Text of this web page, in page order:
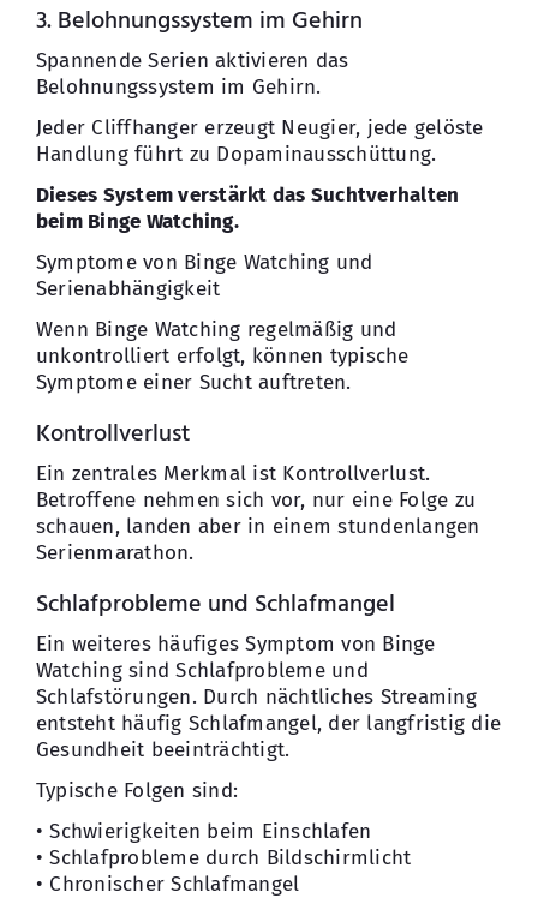
3. Belohnungssystem im Gehirn
Spannende Serien aktivieren das
Belohnungssystem im Gehirn.
Jeder Cliffhanger erzeugt Neugier, jede gelöste
Handlung führt zu Dopaminausschüttung.
Dieses System verstärkt das Suchtverhalten
beim Binge Watching.
Symptome von Binge Watching und
Serienabhängigkeit
Wenn Binge Watching regelmäßig und
unkontrolliert erfolgt, können typische
Symptome einer Sucht auftreten.
Kontrollverlust
Ein zentrales Merkmal ist Kontrollverlust.
Betroffene nehmen sich vor, nur eine Folge zu
schauen, landen aber in einem stundenlangen
Serienmarathon.
Schlafprobleme und Schlafmangel
Ein weiteres häufiges Symptom von Binge
Watching sind Schlafprobleme und
Schlafstörungen. Durch nächtliches Streaming
entsteht häufig Schlafmangel, der langfristig die
Gesundheit beeinträchtigt.
Typische Folgen sind:
• Schwierigkeiten beim Einschlafen
• Schlafprobleme durch Bildschirmlicht
• Chronischer Schlafmangel